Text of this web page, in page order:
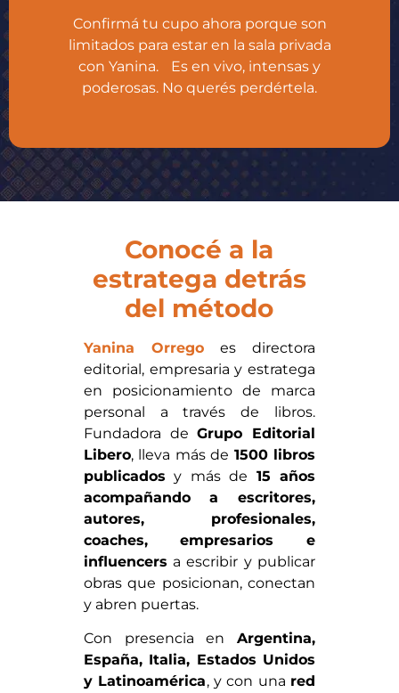
Confirmá tu cupo ahora porque son
limitados para estar en la sala privada
con Yanina. Es en vivo, intensas y
poderosas. No querés perdértela.
Conocé a la
estratega detrás
del método
Yanina Orrego es directora
editorial, empresaria y estratega
en posicionamiento de marca
personal a través de libros.
Fundadora deGrupo Editorial
Libero, lleva más de 1500 libros
publicados y más de 15 años
acompañando a escritores,
autores, profesionales,
coaches, empresarios e
influencers a escribir y publicar
obras que posicionan, conectan
y abren puertas.
Con presencia en Argentina,
España, Italia, Estados Unidos
y Latinoamérica, y con una red